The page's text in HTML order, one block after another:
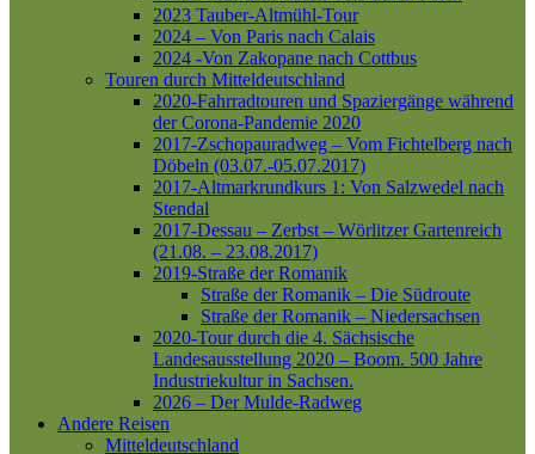
2023 Tauber-Altmühl-Tour
2024 – Von Paris nach Calais
2024 -Von Zakopane nach Cottbus
Touren durch Mitteldeutschland
2020-Fahrradtouren und Spaziergänge während
der Corona-Pandemie 2020
2017-Zschopauradweg – Vom Fichtelberg nach
Döbeln (03.07.-05.07.2017)
2017-Altmarkrundkurs 1: Von Salzwedel nach
Stendal
2017-Dessau – Zerbst – Wörlitzer Gartenreich
(21.08. – 23.08.2017)
2019-Straße der Romanik
Straße der Romanik – Die Südroute
Straße der Romanik – Niedersachsen
2020-Tour durch die 4. Sächsische
Landesausstellung 2020 – Boom. 500 Jahre
Industriekultur in Sachsen.
2026 – Der Mulde-Radweg
Andere Reisen
Mitteldeutschland